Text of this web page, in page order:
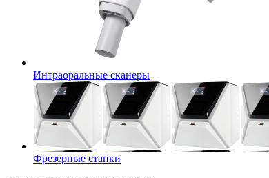
Интраоральные сканеры
Фрезерные станки